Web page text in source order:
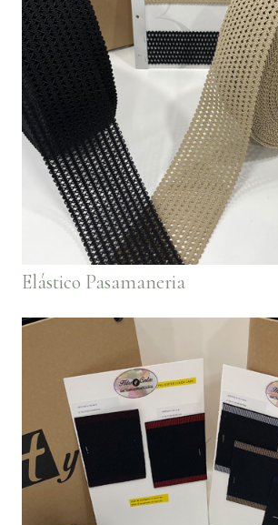
Elástico Pasamaneria